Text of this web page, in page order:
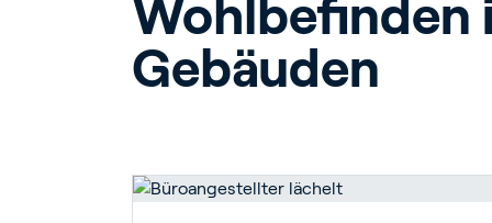
Wohlbefinden
Gebäuden